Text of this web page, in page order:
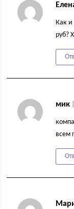
Как и
руб?
мик
всем